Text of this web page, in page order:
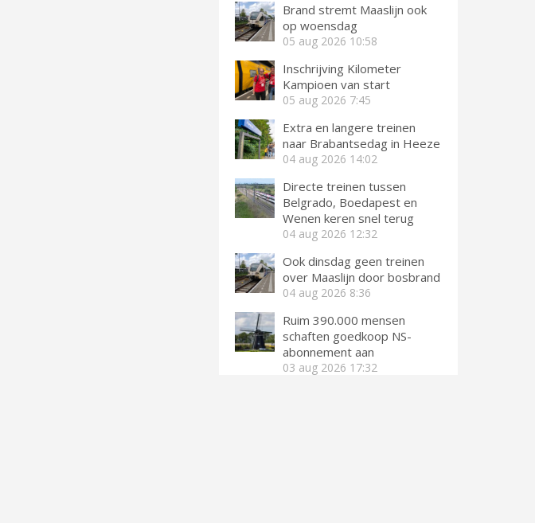
Brand stremt Maaslijn ook
op woensdag
05 aug 2026 10:58
Inschrijving Kilometer
Kampioen van start
05 aug 2026 7:45
Extra en langere treinen
naar Brabantsedag in Heeze
04 aug 2026 14:02
Directe treinen tussen
Belgrado, Boedapest en
Wenen keren snel terug
04 aug 2026 12:32
Ook dinsdag geen treinen
over Maaslijn door bosbrand
04 aug 2026 8:36
Ruim 390.000 mensen
schaften goedkoop NS-
abonnement aan
03 aug 2026 17:32